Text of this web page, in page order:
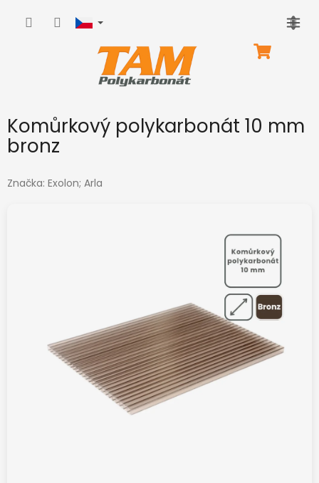
NÁKUPNÍ
Komůrkový polykarbonát 10 mm
bronz
Značka: Exolon; Arla